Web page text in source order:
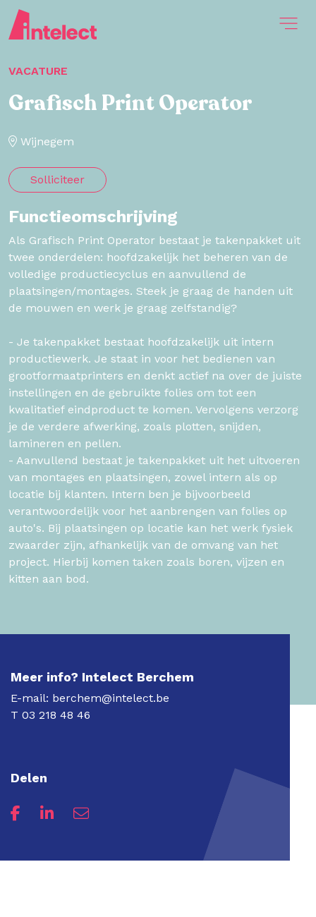
VACATURE
Grafisch Print Operator
Wijnegem
Solliciteer
Functieomschrijving
Als Grafisch Print Operator bestaat je takenpakket uit
twee onderdelen: hoofdzakelijk het beheren van de
volledige productiecyclus en aanvullend de
plaatsingen/montages. Steek je graag de handen uit
de mouwen en werk je graag zelfstandig?
- Je takenpakket bestaat hoofdzakelijk uit intern
productiewerk. Je staat in voor het bedienen van
grootformaatprinters en denkt actief na over de juiste
instellingen en de gebruikte folies om tot een
kwalitatief eindproduct te komen. Vervolgens verzorg
je de verdere afwerking, zoals plotten, snijden,
lamineren en pellen.
- Aanvullend bestaat je takenpakket uit het uitvoeren
van montages en plaatsingen, zowel intern als op
locatie bij klanten. Intern ben je bijvoorbeeld
verantwoordelijk voor het aanbrengen van folies op
auto's. Bij plaatsingen op locatie kan het werk fysiek
zwaarder zijn, afhankelijk van de omvang van het
project. Hierbij komen taken zoals boren, vijzen en
kitten aan bod.
Meer info? Intelect Berchem
E-mail: berchem@intelect.be
T 03 218 48 46
Delen